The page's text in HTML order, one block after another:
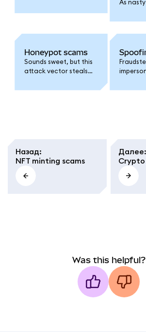
As
Honeypot scams
Sounds sweet, but this
attack vector steals
Назад:
NFT minting scams
Далее:
Crypto
Was this helpful?